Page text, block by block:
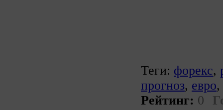
Теги: форекс,
прогноз, евро,
Рейтинг: 0